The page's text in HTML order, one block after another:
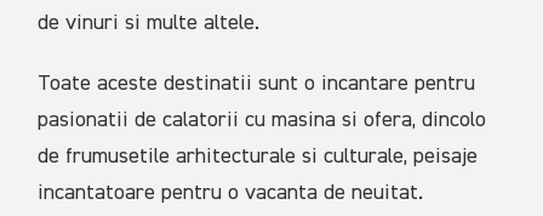
de vinuri si multe altele.
Toate aceste destinatii sunt o incantare pentru
pasionatii de calatorii cu masina si ofera, dincolo
de frumusetile arhitecturale si culturale, peisaje
incantatoare pentru o vacanta de neuitat.